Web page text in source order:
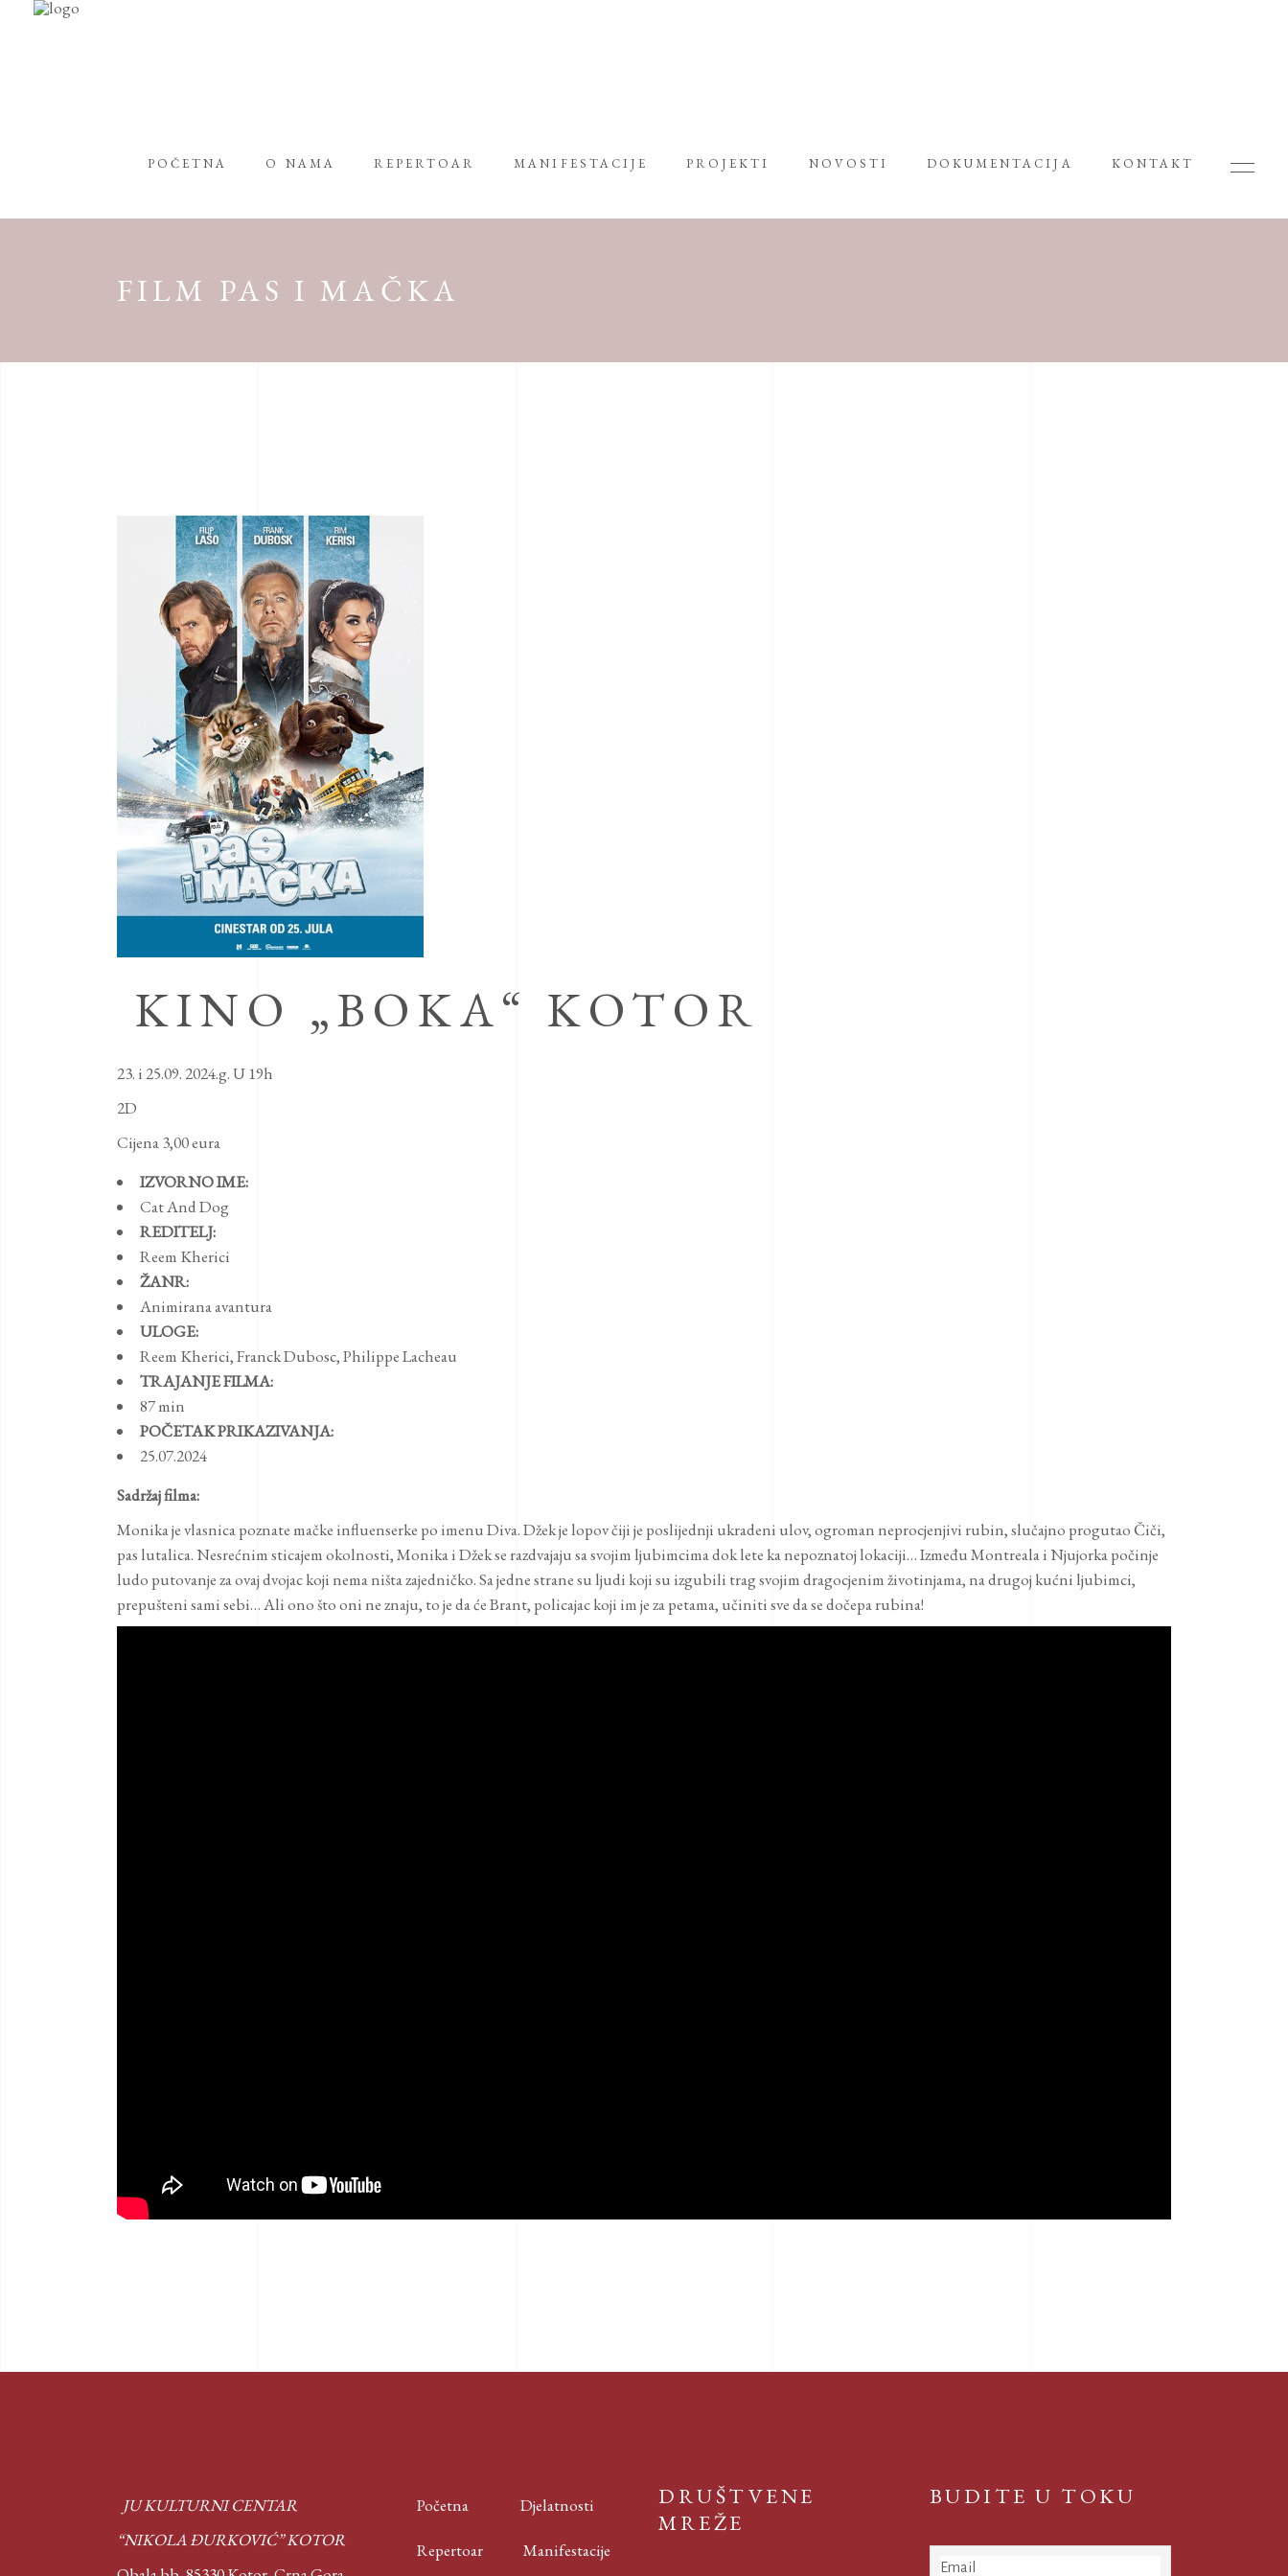
POČETNA O NAMA REPERTOAR MANIFESTACIJE PROJEKTI NOVOSTI DOKUMENTACIJA KONTAKT
FILM PAS I MAČKA
KINO „BOKA“ KOTOR
23. i 25.09. 2024.g. U 19h
2D
Cijena 3,00 eura
IZVORNO IME:
Cat And Dog
REDITELJ:
Reem Kherici
ŽANR:
Animirana avantura
ULOGE:
Reem Kherici,Franck Dubosc,Philippe Lacheau
TRAJANJE FILMA:
87 min
POČETAK PRIKAZIVANJA:
25.07.2024
Sadržaj filma:
Monika je vlasnica poznate mačke influenserke po imenu Diva. Džek je lopov čiji je poslijednji ukradeni ulov, ogroman neprocjenjivi rubin, slučajno progutao Čiči,
pas lutalica. Nesrećnim sticajem okolnosti, Monika i Džek se razdvajaju sa svojim ljubimcima dok lete ka nepoznatoj lokaciji… Između Montreala i Njujorka počinje
ludo putovanje za ovaj dvojac koji nema ništa zajedničko. Sa jedne strane su ljudi koji su izgubili trag svojim dragocjenim životinjama, na drugoj kućni ljubimci,
prepušteni sami sebi… Ali ono što oni ne znaju, to je da će Brant, policajac koji im je za petama, učiniti sve da se dočepa rubina!
JU KULTURNI CENTAR
“NIKOLA ĐURKOVIĆ” KOTOR
Početna Djelatnosti
Repertoar
Manifestacije
DRUŠTVENE
MREŽE
BUDITE U TOKU